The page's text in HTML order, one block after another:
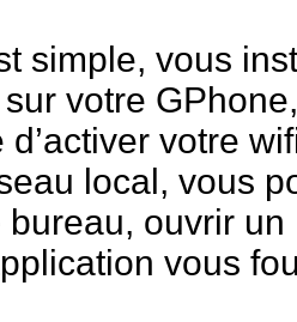
simple, vous
votre
votre
local, vous
ouvrir
vous